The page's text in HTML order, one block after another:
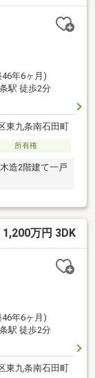
年6ヶ月)
駅 徒歩2分
東九条南石田町
所有権
造2階建て一戸
万円 3DK
年6ヶ月)
駅 徒歩2分
東九条南石田町